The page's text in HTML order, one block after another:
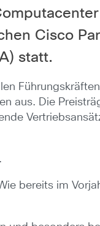
Cisco
statt.
aus. Die
bereits im